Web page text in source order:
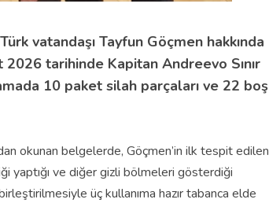
vatandaşı Tayfun Göçmen hakkında
tarihinde Kapitan Andreevo Sınır
10 paket silah parçaları ve 22 boş
okunan belgelerde, Göçmen’in ilk tespit edilen
yaptığı ve diğer gizli bölmeleri gösterdiği
üç kullanıma hazır tabanca elde